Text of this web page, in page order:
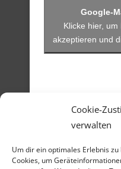
Cookie-
verwalten
Um dir ein optimales Erlebnis
Cookies, um
Klicke hier,
akzeptieren und
Artikel-Archiv
Veranstaltungen